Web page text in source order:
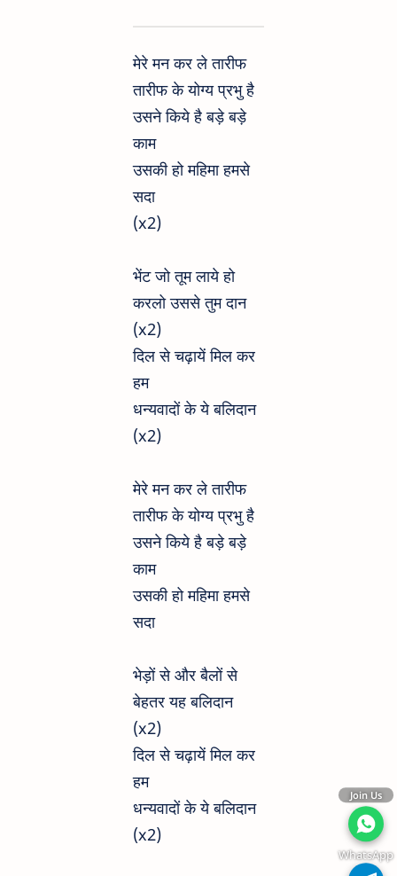
मेरे मन कर ले तारीफ
तारीफ के योग्य प्रभु है
उसने किये है बड़े बड़े
काम
उसकी हो महिमा हमसे
सदा
(x2)
भेंट जो तूम लाये हो
करलो उससे तुम दान
(x2)
दिल से चढ़ायें मिल कर
हम
धन्यवादों के ये बलिदान
(x2)
मेरे मन कर ले तारीफ
तारीफ के योग्य प्रभु है
उसने किये है बड़े बड़े
काम
उसकी हो महिमा हमसे
सदा
भेड़ों से और बैलों से
बेहतर यह बलिदान
(x2)
दिल से चढ़ायें मिल कर
हम
धन्यवादों के ये बलिदान
(x2)
Join Us
WhatsApp